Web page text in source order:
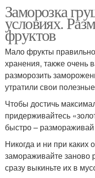
Заморозка
условиях.
фруктов
Мало фрукты правильно
хранения, также очень
разморозить
утратили свои
Чтобы достичь
придерживайтесь
быстро –
Никогда и ни при каких
замораживайте
сразу выкиньте их в